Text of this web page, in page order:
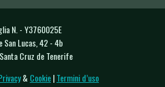
N. - Y3760025E
San Lucas, 42 - 4b
Cruz de Tenerife
& Cookie|Termini d’uso